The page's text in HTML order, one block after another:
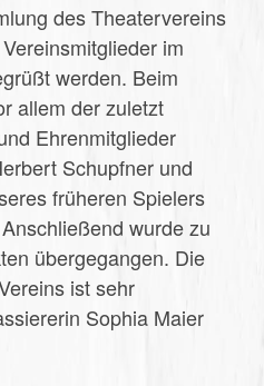
des Theatervereins
im
werden. Beim
allem der zuletzt
Ehrenmitglieder
Schupfner und
früheren Spielers
wurde zu
übergegangen. Die
ist sehr
Sophia Maier